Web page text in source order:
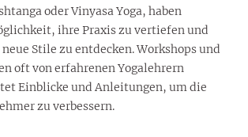
oder Vinyasa Yoga, haben
ihre Praxis zu vertiefen und
Stile zu entdecken. Workshops und
oft von erfahrenen Yogalehrern
Einblicke und Anleitungen, um die
zu verbessern.